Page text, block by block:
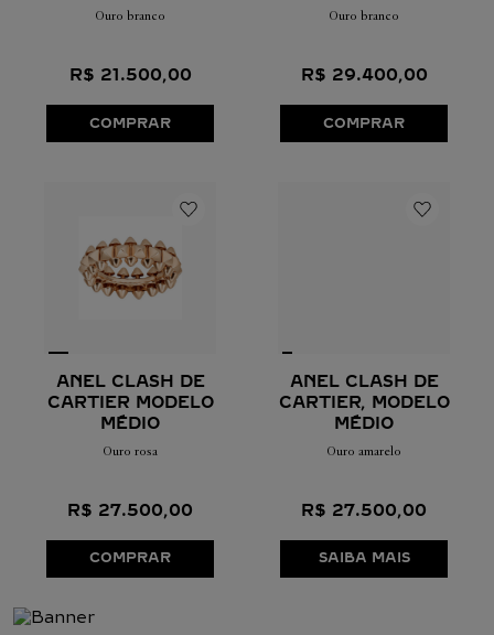
Ouro branco
R$ 21 .500,00
COMPRAR
Ouro branco
R$ 29.400,00
COMPRAR
ANEL CLASH DE
CARTIER MODELO
MÉDIO
Ouro rosa
R$ 27.500,00
COMPRAR
ANEL CLASH DE
CARTIER, MODELO
MÉDIO
Ouro amarelo
R$ 27.500,00
SAIBA MAIS